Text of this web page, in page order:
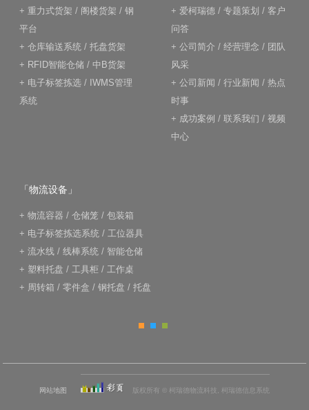
+ 重力式货架 / 阁楼货架 / 钢
平台
+ 仓库输送系统 / 托盘货架
+ RFID智能仓储 / 中B货架
+ 电子标签拣选 / IWMS管理
系统
+ 爱柯瑞德 / 专题策划 / 客户
问答
+ 公司简介 / 经营理念 / 团队
风采
+ 公司新闻 / 行业新闻 / 热点
时事
+ 成功案例 / 联系我们 / 视频
中心
「物流设备」
+ 物流容器 / 仓储笼 / 包装箱
+ 电子标签拣选系统 / 工位器具
+ 流水线 / 线棒系统 / 智能仓储
+ 塑料托盘 / 工具柜 / 工作桌
+ 周转箱 / 零件盒 / 钢托盘 / 托盘
网站地图 版权所有 © 柯瑞德物流科技, 柯瑞德信息系统